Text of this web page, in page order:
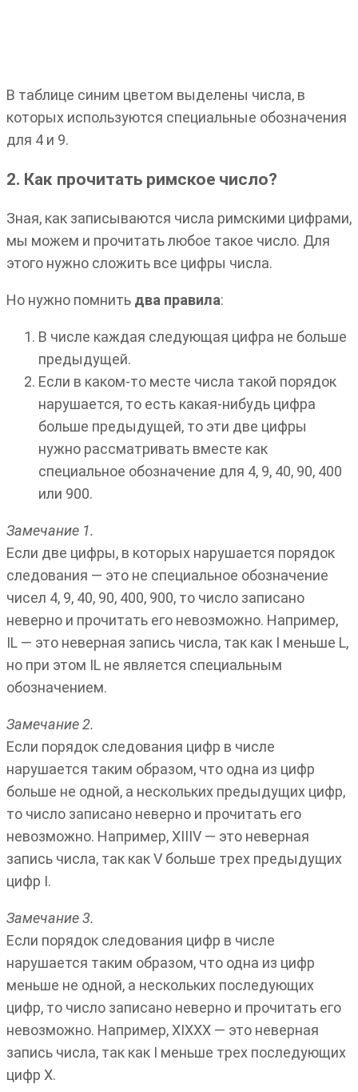
В таблице синим цветом выделены числа, в
которых используются специальные обозначения
для 4 и 9.
2. Как прочитать римское число?
Зная, как записываются числа римскими цифрами,
мы можем и прочитать любое такое число. Для
этого нужно сложить все цифры числа.
Но нужно помнить два правила:
В числе каждая следующая цифра не больше
предыдущей.
Если в каком-то месте числа такой порядок
нарушается, то есть какая-нибудь цифра
больше предыдущей, то эти две цифры
нужно рассматривать вместе как
специальное обозначение для 4, 9, 40, 90, 400
или 900.
Замечание 1.
Если две цифры, в которых нарушается порядок
следования — это не специальное обозначение
чисел 4, 9, 40, 90, 400, 900, то число записано
неверно и прочитать его невозможно. Например,
IL — это неверная запись числа, так как I меньше L,
но при этом IL не является специальным
обозначением.
Замечание 2.
Если порядок следования цифр в числе
нарушается таким образом, что одна из цифр
больше не одной, а нескольких предыдущих цифр,
то число записано неверно и прочитать его
невозможно. Например, XIIIV — это неверная
запись числа, так как V больше трех предыдущих
цифр I.
Замечание 3.
Если порядок следования цифр в числе
нарушается таким образом, что одна из цифр
меньше не одной, а нескольких последующих
цифр, то число записано неверно и прочитать его
невозможно. Например, XIXXX — это неверная
запись числа, так как I меньше трех последующих
цифр X.